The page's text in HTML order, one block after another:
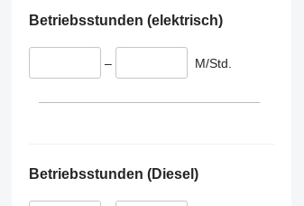
Betriebsstunden (elektrisch)
– M/Std.
Betriebsstunden (Diesel)